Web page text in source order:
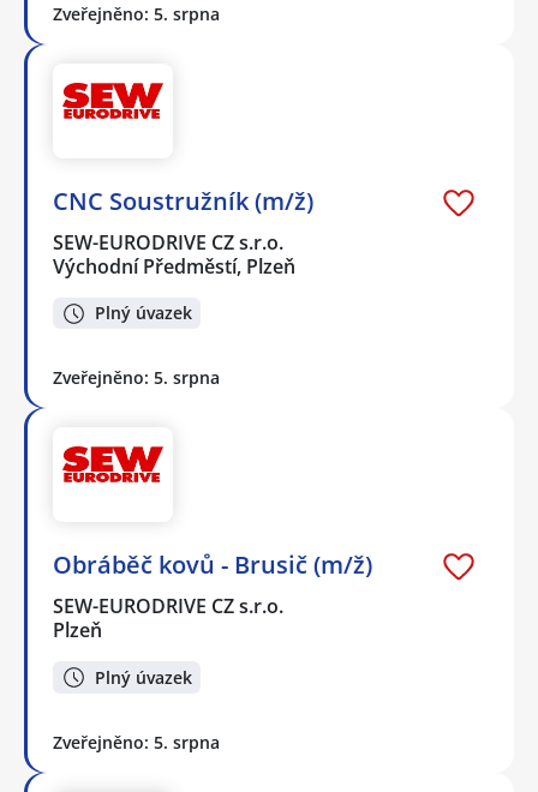
Zveřejněno: 5. srpna
CNC Soustružník (m/ž)
SEW-EURODRIVE CZ s.r.o.
Východní Předměstí, Plzeň
Plný úvazek
Zveřejněno: 5. srpna
Obráběč kovů - Brusič (m/ž)
SEW-EURODRIVE CZ s.r.o.
Plzeň
Plný úvazek
Zveřejněno: 5. srpna